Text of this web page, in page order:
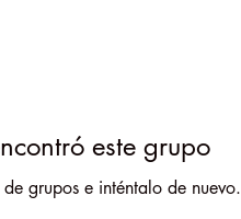
este grupo
grupos e inténtalo de nuevo.